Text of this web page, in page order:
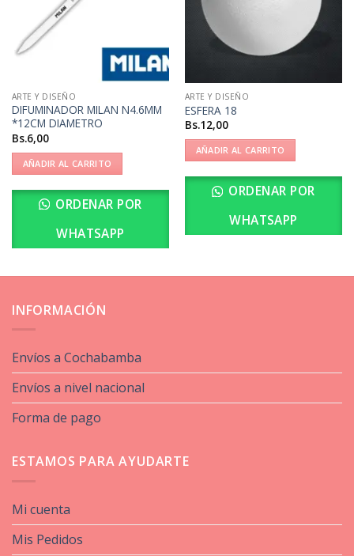
ARTE Y DISEÑO
DIFUMINADOR MILAN N4.6MM
*12CM DIAMETRO
Bs.6,00
AÑADIR AL CARRITO
ORDENAR POR
WHATSAPP
ARTE Y DISEÑO
ESFERA 18
Bs.12,00
AÑADIR AL CARRITO
ORDENAR POR
WHATSAPP
INFORMACIÓN
Envíos a Cochabamba
Envíos a nivel nacional
Forma de pago
ESTAMOS PARA AYUDARTE
Mi cuenta
Mis Pedidos